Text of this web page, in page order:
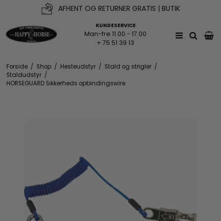
AFHENT OG RETURNER GRATIS | BUTIK
KUNDESERVICE
Man-fre 11.00 - 17.00
+ 75 51 39 13
Forside / Shop / Hesteudstyr / Stald og strigler /
Staldudstyr /
HORSEGUARD Sikkerheds opbindingswire